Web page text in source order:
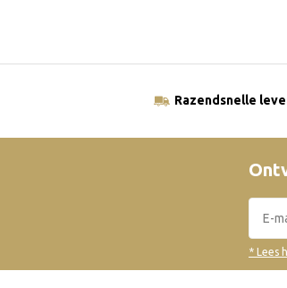
Razendsnelle
* Lees